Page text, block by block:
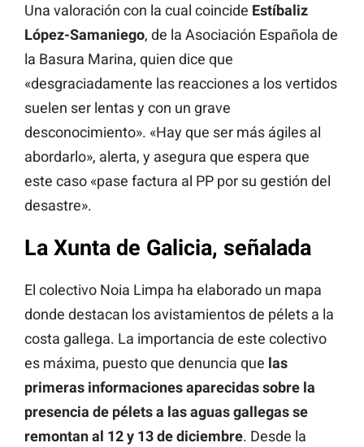
Una valoración con la cual coincide Estíbaliz
López-Samaniego, de la Asociación Española de
la Basura Marina, quien dice que
«desgraciadamente las reacciones a los vertidos
suelen ser lentas y con un grave
desconocimiento». «Hay que ser más ágiles al
abordarlo», alerta, y asegura que espera que
este caso «pase factura al PP por su gestión del
desastre».
La Xunta de Galicia, señalada
El colectivo Noia Limpa ha elaborado un mapa
donde destacan los avistamientos de pélets a la
costa gallega. La importancia de este colectivo
es máxima, puesto que denuncia que las
primeras informaciones aparecidas sobre la
presencia de pélets a las aguas gallegas se
remontan al 12 y 13 de diciembre. Desde la